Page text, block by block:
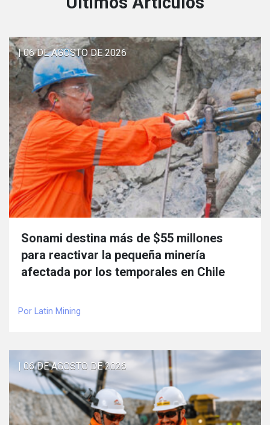
| 06 DE AGOSTO DE 2026
Sonami destina más de $55 millones
para reactivar la pequeña minería
afectada por los temporales en Chile
Por Latin Mining
| 06 DE AGOSTO DE 2026